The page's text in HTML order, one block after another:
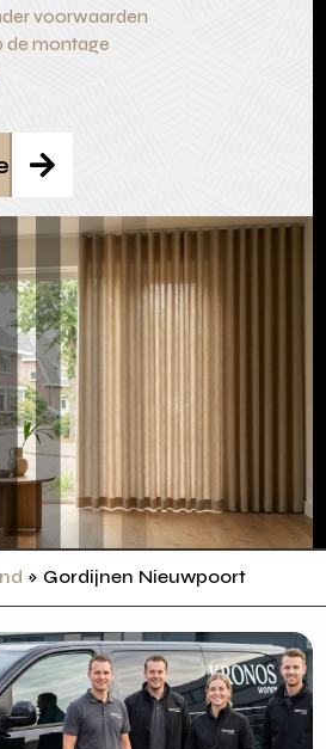
voorwaarden
de montage

» Gordijnen Nieuwpoort